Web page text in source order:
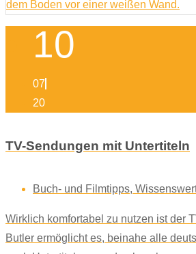
10
07
20
TV-Sendungen mit Untertiteln
Buch- und Filmtipps,
Wirklich komfortabel zu nutzen ist der
Butler ermöglicht es, beinahe alle